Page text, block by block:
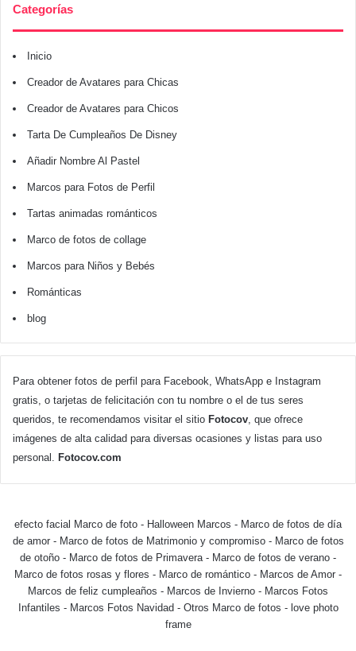
Categorías
Inicio
Creador de Avatares para Chicas
Creador de Avatares para Chicos
Tarta De Cumpleaños De Disney
Añadir Nombre Al Pastel
Marcos para Fotos de Perfil
Tartas animadas románticos
Marco de fotos de collage
Marcos para Niños y Bebés
Románticas
blog
Para obtener fotos de perfil para Facebook, WhatsApp e Instagram
gratis, o tarjetas de felicitación con tu nombre o el de tus seres
queridos, te recomendamos visitar el sitio Fotocov , que ofrece
imágenes de alta calidad para diversas ocasiones y listas para uso
personal.
Fotocov.com
efecto facial Marco de foto - Halloween Marcos - Marco de fotos de día
de amor- Marco de fotos de Matrimonio y compromiso- Marco de fotos
de otoño - Marco de fotos de Primavera - Marco de fotos de verano -
Marco de fotos rosas y flores - Marco de romántico - Marcos de Amor -
Marcos de feliz cumpleaños - Marcos de Invierno - Marcos Fotos
Infantiles - Marcos Fotos Navidad - Otros Marco de fotos - love photo
frame